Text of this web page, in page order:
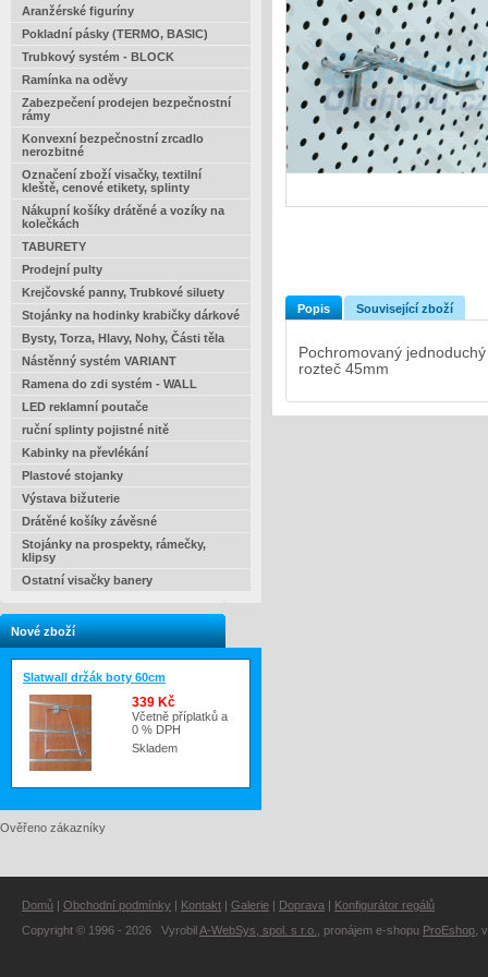
Aranžérské figuríny
Pokladní pásky (TERMO, BASIC)
Trubkový systém - BLOCK
Ramínka na oděvy
Zabezpečení prodejen bezpečnostní
rámy
Konvexní bezpečnostní zrcadlo
nerozbitné
Označení zboží visačky, textilní
kleště, cenové etikety, splinty
Nákupní košíky drátěné a vozíky na
kolečkách
TABURETY
Prodejní pulty
Krejčovské panny, Trubkové siluety
Stojánky na hodinky krabičky dárkové
Bysty, Torza, Hlavy, Nohy, Části těla
Nástěnný systém VARIANT
Ramena do zdi systém - WALL
LED reklamní poutače
ruční splinty pojistné nitě
Kabinky na převlékání
Plastové stojanky
Výstava bižuterie
Drátěné košíky závěsné
Stojánky na prospekty, rámečky,
klipsy
Ostatní visačky banery
Nové zboží
Slatwall držák boty 60cm
339 Kč
Včetně příplatků a
0 % DPH
Skladem
Ověřeno zákazníky
Popis Související zboží
Pochromovaný
rozteč 45mm
Domů | Obchodní podmínky | Kontakt | Galerie | Doprava | Konfigurátor regálů
Copyright © 1996 - 2026 VyrobilA-WebSys, spol. s r.o. , pronájem e-shopu ProEshop ,